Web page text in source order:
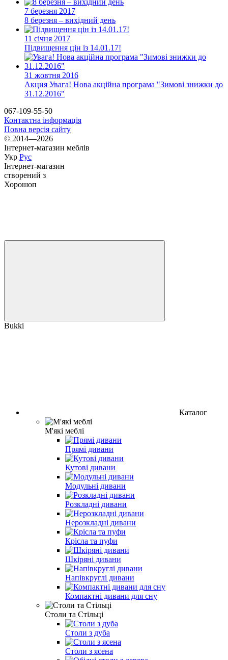
7 березня 2017
8 березня – вихідний день
11 січня 2017
Підвищення цін із 14.01.17!
31 жовтня 2016
Акция Увага! Нова акційна програма "Зимові знижки до
31.12.2016"
067-109-55-50
Контактна інформація
Повна версія сайту
© 2014—2026
Інтернет-магазин меблів
Укр Рус
Інтернет-магазин
створений з
Хорошоп
Bukki
Каталог
М'які меблі
Прямі дивани
Кутові дивани
Модульні дивани
Розкладні дивани
Нерозкладні дивани
Крісла та пуфи
Шкіряні дивани
Напівкруглі дивани
Компактні дивани для сну
Столи та Стільці
Столи з дуба
Столи з ясена